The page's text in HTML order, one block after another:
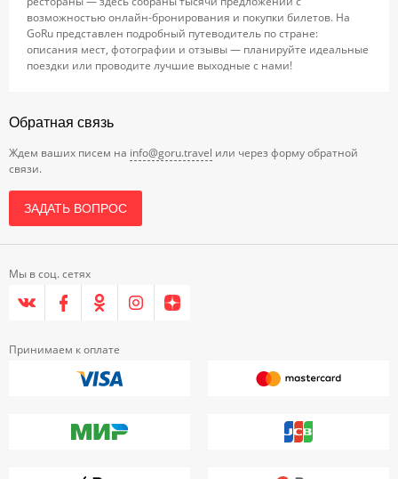
возможностью онлайн-бронирования и покупки билетов. На
GoRu представлен подробный путеводитель по стране:
описания мест, фотографии и отзывы — планируйте идеальные
поездки или проводите лучшие выходные с нами!
Обратная связь
Ждем ваших писем на info@goru.travel или через форму обратной
связи.
ЗАДАТЬ ВОПРОС
Мы в соц. сетях
Принимаем к оплате